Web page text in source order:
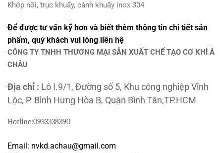
Khớp nối, trục khuấy, cánh khuấy inox 304
Để được tư vấn kỹ hơn và biết thêm thông tin chi tiết sản
phẩm, quý khách vui lòng liên hệ
CÔNG TY TNHH THƯƠNG MẠI SẢN XUẤT CHẾ TẠO CƠ KHÍ Á
CHÂU
Địa chỉ : Lô I.9/1, Đường số 5, Khu công nghiệp Vĩnh
Lộc, P. Bình Hưng Hòa B, Quận Bình Tân,TP.HCM
Hotline:0933338390
Email: nvkd.achau@gmail.com